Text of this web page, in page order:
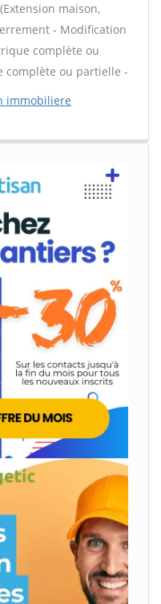
maison,
- Modification
complète ou
complète ou partielle -
immobiliere